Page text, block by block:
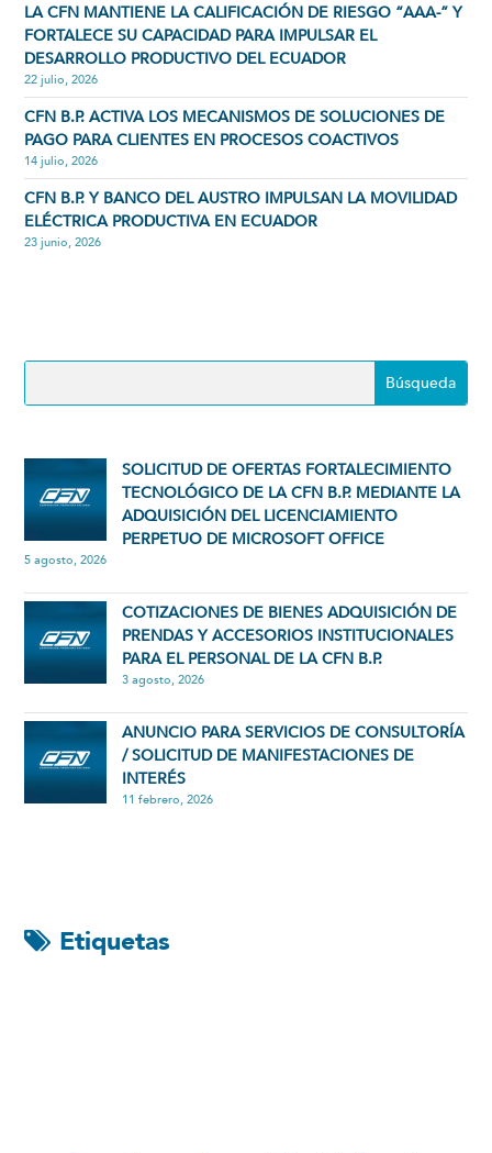
LA CFN MANTIENE LA CALIFICACIÓN DE RIESGO “AAA-” Y
FORTALECE SU CAPACIDAD PARA IMPULSAR EL
DESARROLLO PRODUCTIVO DEL ECUADOR
22 julio, 2026
CFN B.P. ACTIVA LOS MECANISMOS DE SOLUCIONES DE
PAGO PARA CLIENTES EN PROCESOS COACTIVOS
14 julio, 2026
CFN B.P. Y BANCO DEL AUSTRO IMPULSAN LA MOVILIDAD
ELÉCTRICA PRODUCTIVA EN ECUADOR
23 junio, 2026
SOLICITUD DE OFERTAS FORTALECIMIENTO
TECNOLÓGICO DE LA CFN B.P. MEDIANTE LA
ADQUISICIÓN DEL LICENCIAMIENTO
PERPETUO DE MICROSOFT OFFICE
5 agosto, 2026
COTIZACIONES DE BIENES ADQUISICIÓN DE
PRENDAS Y ACCESORIOS INSTITUCIONALES
PARA EL PERSONAL DE LA CFN B.P.
3 agosto, 2026
ANUNCIO PARA SERVICIOS DE CONSULTORÍA
/ SOLICITUD DE MANIFESTACIONES DE
INTERÉS
11 febrero, 2026
Etiquetas